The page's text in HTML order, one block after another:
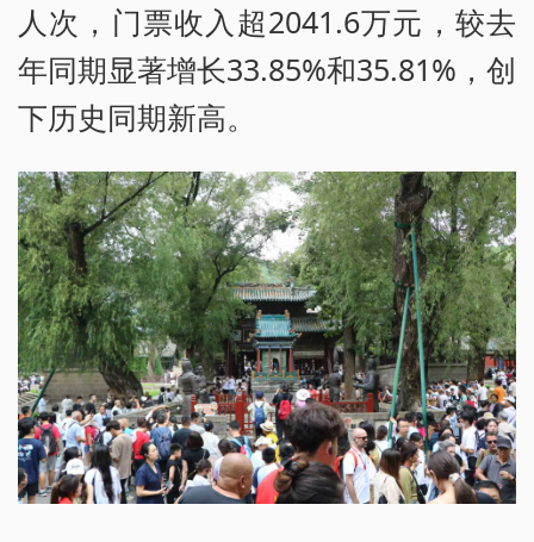
人次，门票收入超2041.6万元，较去
年同期显著增长33.85%和35.81%，创
下历史同期新高。